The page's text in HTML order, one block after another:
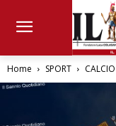
Home SPORT CALCIO